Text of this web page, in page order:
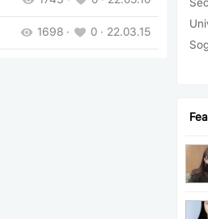
1698 · 0 · 22.03.15